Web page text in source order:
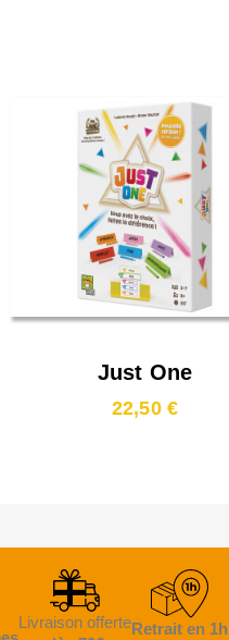
Just One
22,50 €
Livraison offerteRetrait en 1h